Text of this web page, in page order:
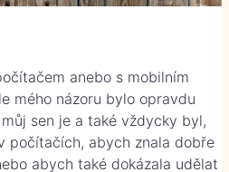
anebo s mobilním
mého názoru bylo opravdu
sen je a také vždycky byl,
počítačích, abych znala dobře
abych také dokázala udělat